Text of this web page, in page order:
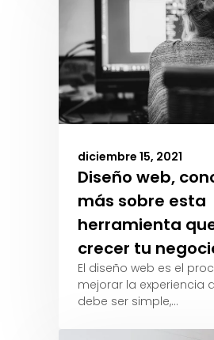
diciembre 15, 2021
Diseño web,
más sobre esta
herramienta
crecer tu
El diseño web es el
mejorar la experiencia
debe ser simple,…